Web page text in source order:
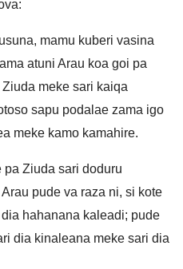
mamu kuberi vasina
atuni Arau koa goi pa
meke sari kaiqa
sapu podalae zama igo
meke kamo kamahire.
pa Ziuda sari doduru
pude va raza ni, si kote
hahanana kaleadi; pude
dia kinaleana meke sari dia